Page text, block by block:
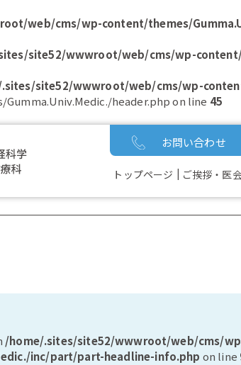
web/cms/wp-content/themes/
site52/wwwroot/web/cms/wp-content/
site52/wwwroot/web/cms/wp-
header.php on line 45
お問い合わせ
トップページ ご挨拶・医
analgesia: an fMRI
/home/.sites/site52/wwwroot/web/cms/
inc/part/part-headline-info.php on line